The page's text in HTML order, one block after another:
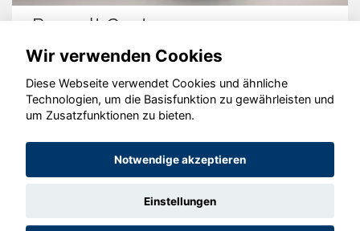
Renault Captur
© konjunkturmotor.de GmbH 2020 - 2026
Wir verwenden Cookies
Diese Webseite verwendet Cookies und ähnliche
Technologien, um die Basisfunktion zu gewährleisten und
um Zusatzfunktionen zu bieten.
Notwendige akzeptieren
Einstellungen